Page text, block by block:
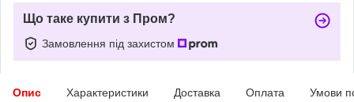
Що таке купити з Пром?
Замовлення під захистом
Опис Характеристики Доставка Оплата Умови